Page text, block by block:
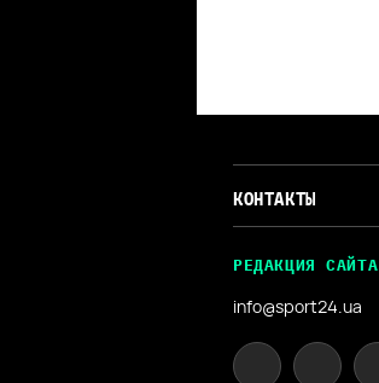
КОНТАКТЫ
РЕДАКЦИЯ САЙТА
info@sport24.ua